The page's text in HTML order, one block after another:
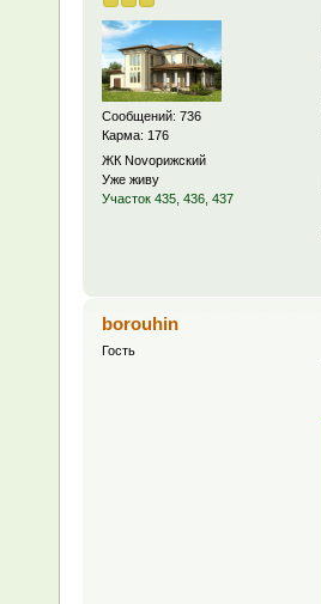
Сообщений: 736
Карма: 176
ЖК Novoрижский
Уже живу
Участок 435, 436, 437
borouhin
Гость